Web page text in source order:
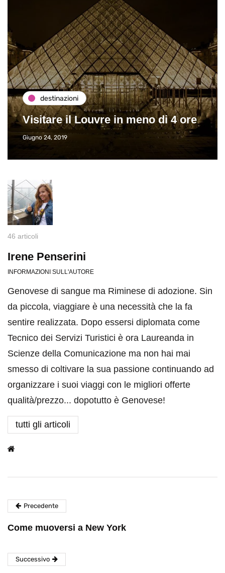
destinazioni
Visitare il Louvre in meno di 4 ore
Giugno 24, 2019
46 articoli
Irene Penserini
INFORMAZIONI SULL'AUTORE
Genovese di sangue ma Riminese di adozione. Sin
da piccola, viaggiare è una necessità che la fa
sentire realizzata. Dopo essersi diplomata come
Tecnico dei Servizi Turistici è ora Laureanda in
Scienze della Comunicazione ma non hai mai
smesso di coltivare la sua passione continuando ad
organizzare i suoi viaggi con le migliori offerte
qualità/prezzo... dopotutto è Genovese!
tutti gli articoli
Precedente
Come muoversi a New York
Successivo